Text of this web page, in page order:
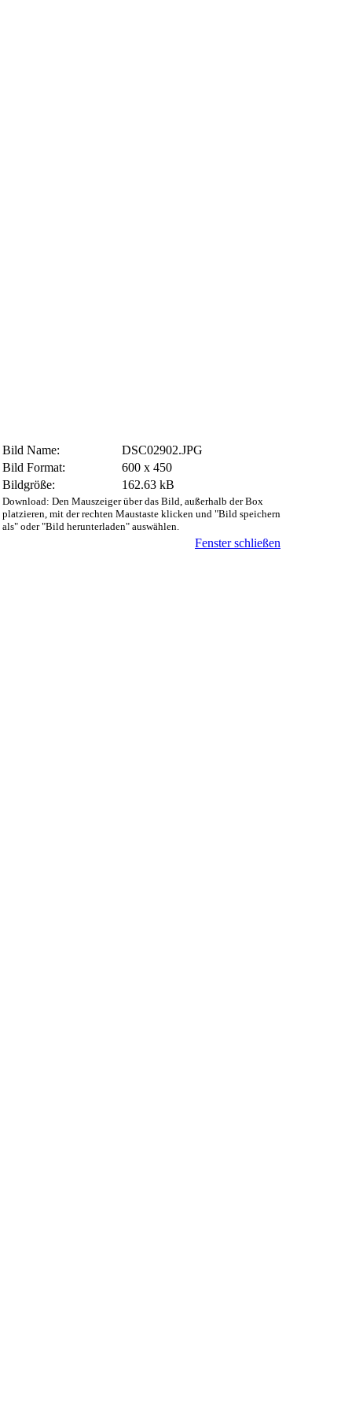
Bild Name:
DSC02902.JPG
Bild Format:
600 x 450
Bildgröße:
162.63 kB
Download: Den Mauszeiger über das Bild, außerhalb der Box
platzieren, mit der rechten Maustaste klicken und "Bild speichern
als" oder "Bild herunterladen" auswählen.
Fenster schließen